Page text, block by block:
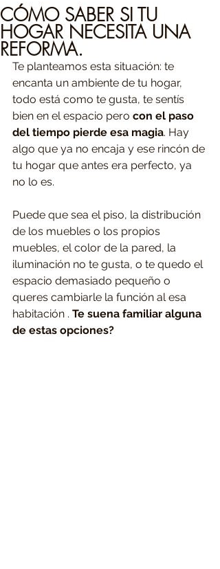
CÓMO SABER SI TU
HOGAR NECESITA UNA
REFORMA.
Te planteamos esta situación: te
encanta un ambiente de tu hogar,
todo está como te gusta, te sentís
bien en el espacio pero con el paso
del tiempo pierde esa magia. Hay
algo que ya no encaja y ese rincón de
tu hogar que antes era perfecto, ya
no lo es.
Puede que sea el piso, la distribución
de los muebles o los propios
muebles, el color de la pared, la
iluminación no te gusta, o te quedo el
espacio demasiado pequeño o
queres cambiarle la función al esa
habitación . Te suena familiar alguna
de estas opciones?